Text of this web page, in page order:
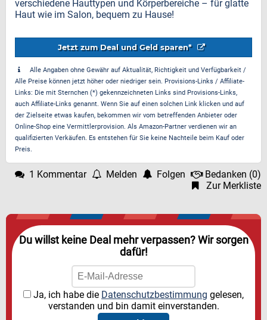
verschiedene Hauttypen und Körperbereiche – für glatte
Haut wie im Salon, bequem zu Hause!
Jetzt zum Deal und Geld sparen*
Alle Angaben ohne Gewähr auf Aktualität, Richtigkeit und Verfügbarkeit /
Alle Preise können jetzt höher oder niedriger sein. Provisions-Links / Affiliate-
Links: Die mit Sternchen (*) gekennzeichneten Links sind Provisions-Links,
auch Affiliate-Links genannt. Wenn Sie auf einen solchen Link klicken und auf
der Zielseite etwas kaufen, bekommen wir vom betreffenden Anbieter oder
Online-Shop eine Vermittlerprovision. Als Amazon-Partner verdienen wir an
qualifizierten Verkäufen. Es entstehen für Sie keine Nachteile beim Kauf oder
Preis.
1 Kommentar Melden Folgen Bedanken (0)
Zur Merkliste
Du willst keine Deal mehr verpassen? Wir sorgen
dafür!
Ja, ich habe die Datenschutzbestimmung gelesen,
verstanden und bin damit einverstanden.